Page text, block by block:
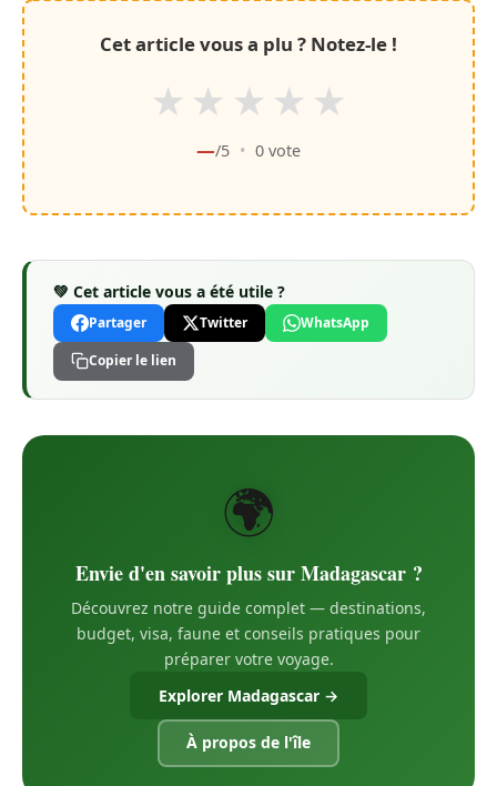
Cet article vous a plu ? Notez-le !
★ ★ ★ ★ ★
—/5 • 0vote
💚 Cet article vous a été utile ?
Partager Twitter WhatsApp
Copier le lien
🌍
Envie d'en savoir plus sur Madagascar ?
Découvrez notre guide complet — destinations,
budget, visa, faune et conseils pratiques pour
préparer votre voyage.
Explorer Madagascar →
À propos de l'île